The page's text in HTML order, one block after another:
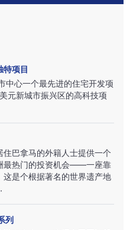
特项目
中心一个最先进的住宅开发项
元新城市振兴区的高科技项
巴拿马的外籍人士提供一个
最热门的投资机会——一座靠
是个根据著名的世界遗产地
列